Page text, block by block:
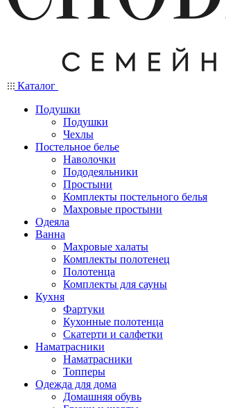
Каталог
Подушки
Подушки
Чехлы
Постельное белье
Наволочки
Пододеяльники
Простыни
Комплекты постельного белья
Махровые простыни
Одеяла
Ванна
Махровые халаты
Комплекты полотенец
Полотенца
Комплекты для сауны
Кухня
Фартуки
Кухонные полотенца
Скатерти и салфетки
Наматрасники
Наматрасники
Топперы
Одежда для дома
Домашняя обувь